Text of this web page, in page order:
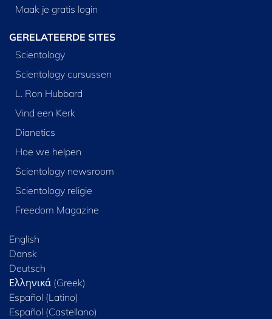
Maak je gratis login
GERELATEERDE SITES
Scientology
Scientology cursussen
L. Ron Hubbard
Vind een Kerk
Dianetics
Hoe we helpen
Scientology newsroom
Scientology religie
Freedom Magazine
English
Dansk
Deutsch
Ελληνικά (Greek)
Español (Latino)
Español (Castellano)